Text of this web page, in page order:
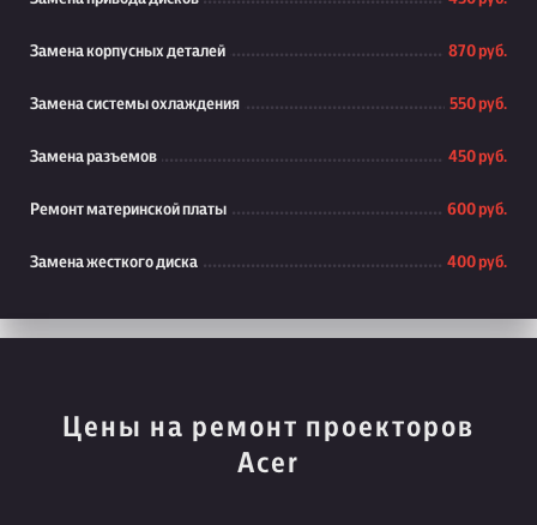
Замена корпусных деталей 870 руб.
Замена системы охлаждения 550 руб.
Замена разъемов 450 руб.
Ремонт материнской платы 600 руб.
Замена жесткого диска 400 руб.
Цены на ремонт проекторов
Acer